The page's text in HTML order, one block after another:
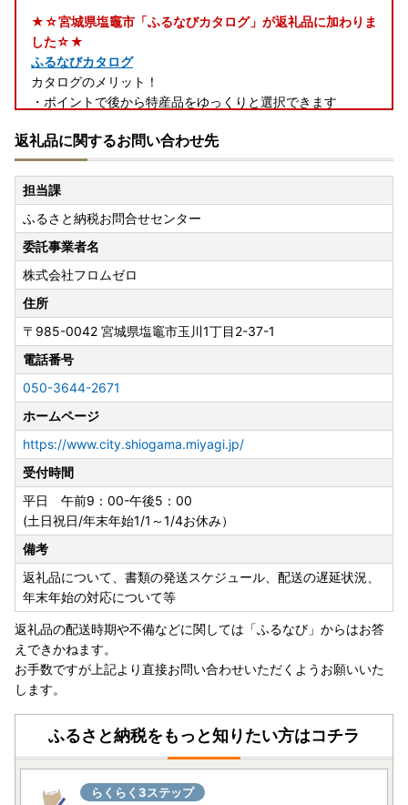
★☆宮城県塩竈市「ふるなびカタログ」が返礼品に加わりま
した☆★
ふるなびカタログ
カタログのメリット！
・ポイントで後から特産品をゆっくりと選択できます
●お申込み前に必ずお読みください●
・ふるさと納税は寄附のため寄附申込後のキャンセルはでき
ません。
・住民票が塩竈市にある方は、返礼品の贈呈を行っておりま
せん。
★返礼品について
・冷蔵・冷凍配送のお品につきましては、離島への配送は受
付ておりません。
・出荷後に、返礼品送付先ご住所の誤り等のお申込内容不備
をご連絡いただいても【再送及び返金は承ることができませ
ん】
・出荷準備後の返礼品の配送先変更については、直接配送業
者へご依頼をお願いいたします。
※出荷後の転送サービスにより受け取る場合は、転送料金(受
取人着払い)が発生しますので、ご了承ください。当市で負
担はいたしません。
・長期不在期間がある場合、申込時に注文確定前の備考欄へ
ご不在日を記入してください。
・返礼品の発送時にはメールにて出荷通知メールをお送りさ
せていただいております。
【返礼品のアフター保証についてのご案内】
※返礼品の受取後、すぐに返礼品の状態をご確認ください※
配送中の衝撃や温度変化などにより、返礼品の品質に不備が
生じる可能性がございます。
万が一、到着した返礼品にひどい傷みや破損がございました
到着後3日以内にメール添付の上、お問い合わせ先までご連
絡ください。
・到着後の時間経過による状態の変化や劣化の場合、画像デ
ータがないものは対応できかねる場合がございます。
返礼品に関するお問い合わせ先
担当課
ふるさと納税お問合せセンター
委託事業者名
株式会社フロムゼロ
住所
〒985-0042 宮城県塩竈市玉川1丁目2-37-1
電話番号
050-3644-2671
ホームページ
https://www.city.shiogama.miyagi.jp/
受付時間
平日 午前9：00-午後5：00
(土日祝日/年末年始1/1～1/4お休み）
備考
返礼品について、書類の発送スケジュール、配送の遅延状況、
年末年始の対応について等
返礼品の配送時期や不備などに関しては「ふるなび」からはお答
えできかねます。
お手数ですが上記より直接お問い合わせいただくようお願いいた
します。
ふるさと納税をもっと知りたい方はコチラ
らくらく3ステップ